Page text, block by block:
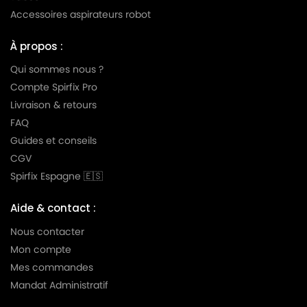
TORNADO
TORNADO
TORNADO
TORNADO TO110
TORNADO
TORNADO TO111
TORNADO
TORNADO TO112
TORNADO
TORNADO
TORNADO
TORNADO TO130(SORTIEAVANT08/2000)
TORNADO
TORNADO
TORNADO TO135
TORNADO
TORNADO TO137
Accessoires aspirateurs robot
À propos :
Qui sommes nous ?
Compte Spirfix Pro
Livraison & retours
FAQ
Guides et conseils
CGV
Spirfix Espagne 🇪🇸
Aide & contact :
Nous contacter
Mon compte
Mes commandes
Mandat Administratif